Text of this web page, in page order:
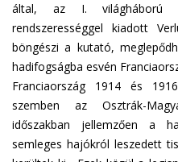
által, az I. világháború
rendszerességgel kiadott
böngészi a kutató,
hadifogságba esvén
Franciaország 1914 és
szemben az Osztrák-
időszakban jellemzően a
semleges hajókról leszedett